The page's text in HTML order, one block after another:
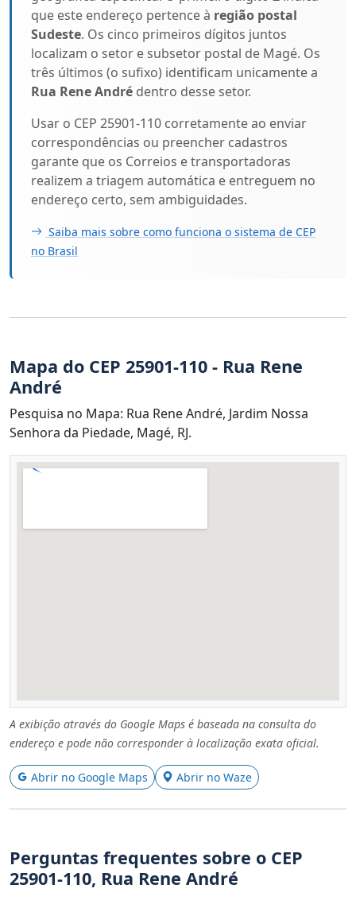
que este endereço pertence à região postal
Sudeste. Os cinco primeiros dígitos juntos
localizam o setor e subsetor postal de Magé. Os
três últimos (o sufixo) identificam unicamente a
Rua Rene André dentro desse setor.
Usar o CEP 25901-110 corretamente ao enviar
correspondências ou preencher cadastros
garante que os Correios e transportadoras
realizem a triagem automática e entreguem no
endereço certo, sem ambiguidades.
Saiba mais sobre como funciona o sistema de CEP
no Brasil
Mapa do CEP 25901-110 - Rua Rene
André
Pesquisa no Mapa: Rua Rene André, Jardim Nossa
Senhora da Piedade, Magé, RJ.
A exibição através do Google Maps é baseada na consulta do
endereço e pode não corresponder à localização exata oficial.
Abrir no Google Maps Abrir no Waze
Perguntas frequentes sobre o CEP
25901-110, Rua Rene André